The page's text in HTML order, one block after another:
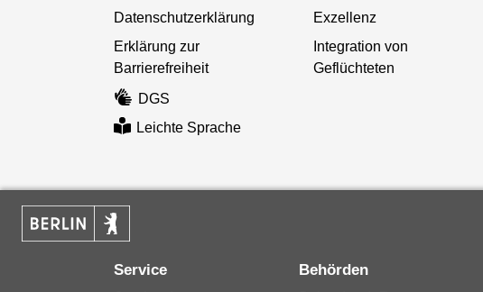
Datenschutzerklärung
Erklärung zur
Barrierefreiheit
DGS
Leichte Sprache
Exzellenz
Integration von
Geflüchteten
Service Behörden